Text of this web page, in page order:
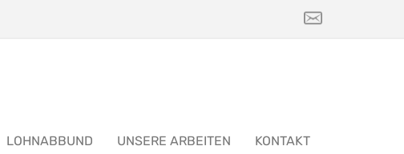
LOHNABBUND UNSERE ARBEITEN KONTAKT